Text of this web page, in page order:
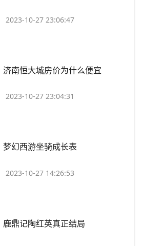
2023-10-27 23:06:47
​济南恒大城房价为什么便宜
2023-10-27 23:04:31
​梦幻西游坐骑成长表
2023-10-27 14:26:53
​鹿鼎记陶红英真正结局